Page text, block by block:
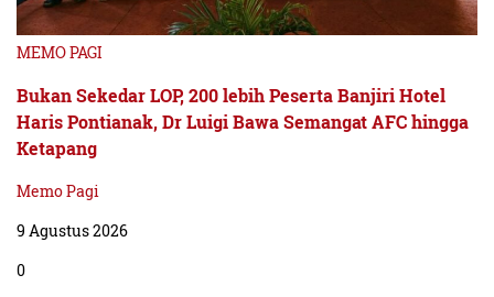
MEMO PAGI
Bukan Sekedar LOP, 200 lebih Peserta Banjiri Hotel
Haris Pontianak, Dr Luigi Bawa Semangat AFC hingga
Ketapang
Memo Pagi
9 Agustus 2026
0